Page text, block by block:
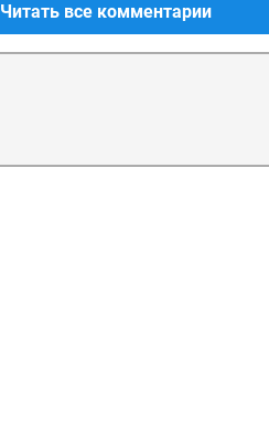
Читать все комментарии